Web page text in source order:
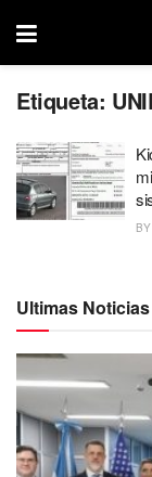
Etiqueta:
BY
Ultimas Noticias